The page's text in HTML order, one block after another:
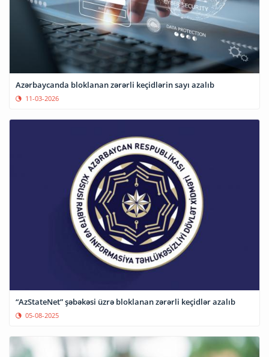
Azərbaycanda bloklanan zərərli keçidlərin sayı azalıb
11-03-2026
“AzStateNet” şəbəkəsi üzrə bloklanan zərərli keçidlər azalıb
05-08-2025